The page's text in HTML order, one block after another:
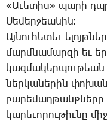
«Ա­ւե­տիս» պա­րի
­­Սե­մեր­ջեա­նին։
Այ­նու­հե­տեւ
մարմ­նա­մար­զի եւ
կազ­մա­կեր­պու­թեան
ներ­կա­նե­րին
բա­րե­մաղ­թանք­նե­րը
կա­րե­ւո­րու­թիւ­նը